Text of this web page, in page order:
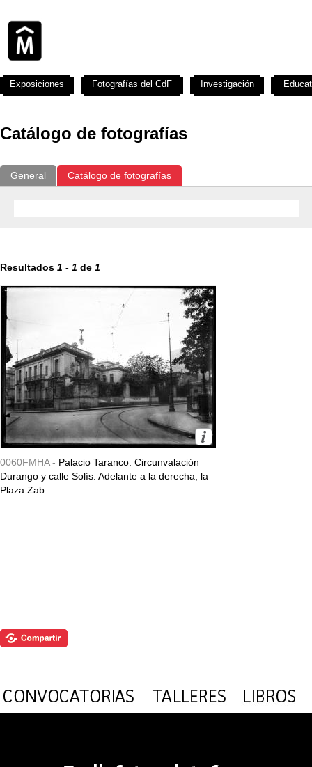
Catálogo de fotografías
General Catálogo de fotografías
Resultados 1 - 1 de 1
0060FMHA - Palacio Taranco. Circunvalación
Durango y calle Solís. Adelante a la derecha, la
Plaza Zab...
Exposiciones Fotografías del CdF Investigación